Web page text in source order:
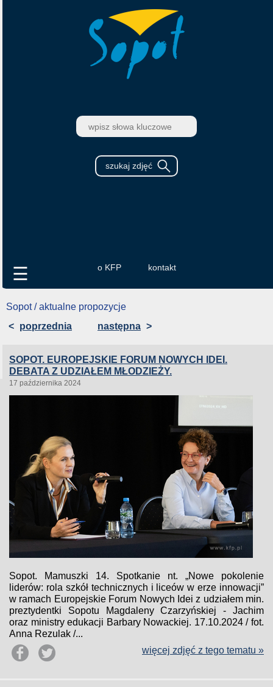
o KFP kontakt
☰
Sopot / aktualne propozycje
< poprzednia następna >
SOPOT. EUROPEJSKIE FORUM NOWYCH IDEI.
DEBATA Z UDZIAŁEM MŁODZIEŻY.
17 października 2024
Sopot. Mamuszki 14. Spotkanie nt. „Nowe pokolenie
liderów: rola szkół technicznych i liceów w erze innowacji”
w ramach Europejskie Forum Nowych Idei z udziałem min.
preztydentki Sopotu Magdaleny Czarzyńskiej - Jachim
oraz ministry edukacji Barbary Nowackiej. 17.10.2024 / fot.
Anna Rezulak /...
więcej zdjęć z tego tematu »